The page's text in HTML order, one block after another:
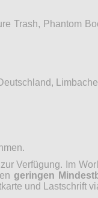
Trash, Phantom
Verfügung. Im
geringen
und Lastschrift